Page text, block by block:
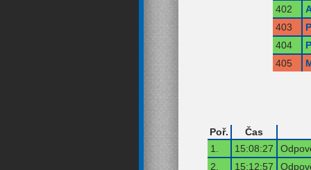
402
403
404
405
Poř.
Čas
1.
15:08:27
2.
15:12:57